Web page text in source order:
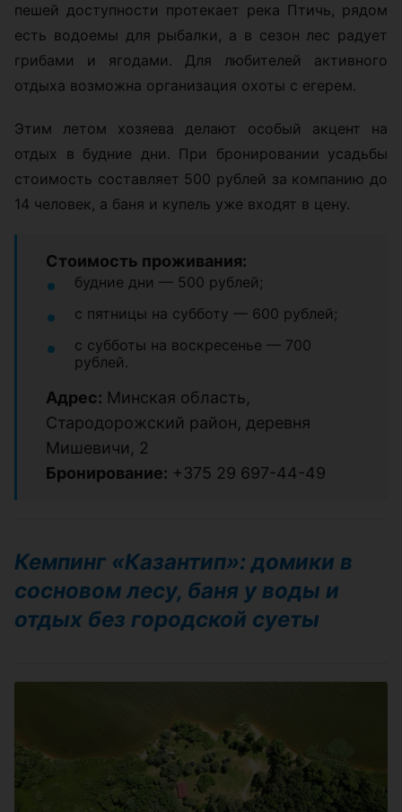
пешей доступности протекает река Птичь, рядом
есть водоемы для рыбалки, а в сезон лес радует
грибами и ягодами. Для любителей активного
отдыха возможна организация охоты с егерем.
Этим летом хозяева делают особый акцент на
отдых в будние дни. При бронировании усадьбы
стоимость составляет 500 рублей за компанию до
14 человек, а баня и купель уже входят в цену.
Стоимость проживания:
будние дни — 500 рублей;
с пятницы на субботу — 600 рублей;
с субботы на воскресенье — 700
рублей.
Адрес: Минская область,
Стародорожский район, деревня
Мишевичи, 2
Бронирование: +375 29 697-44-49
Кемпинг «Казантип»: домики в
сосновом лесу, баня у воды и
отдых без городской суеты